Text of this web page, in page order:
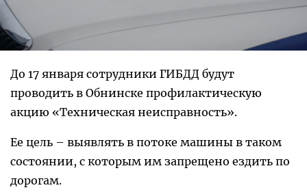
До 17 января сотрудники ГИБДД будут
проводить в Обнинске профилактическую
акцию «Техническая неисправность».
Ее цель – выявлять в потоке машины в таком
состоянии, с которым им запрещено ездить по
дорогам.